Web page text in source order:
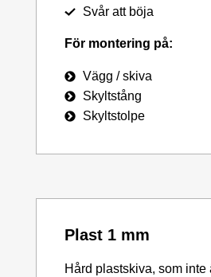
Svår att böja
För montering på:
Vägg / skiva
Skyltstång
Skyltstolpe
Plast 1 mm
Hård plastskiva, som inte